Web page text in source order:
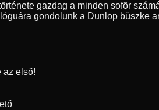
gazdag a minden sofõr
gondolunk a Dunlop büszke
az első!